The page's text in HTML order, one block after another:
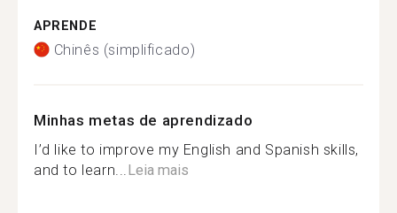
APRENDE
Chinês (simplificado)
Minhas metas de aprendizado
I’d like to improve my English and Spanish skills,
and to learn... Leia mais